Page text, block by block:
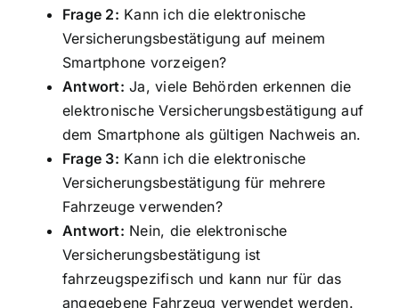
Frage 2: Kann ich die elektronische
Versicherungsbestätigung auf meinem
Smartphone vorzeigen?
Antwort: Ja, viele Behörden erkennen die
elektronische Versicherungsbestätigung auf
dem Smartphone als gültigen Nachweis an.
Frage 3: Kann ich die elektronische
Versicherungsbestätigung für mehrere
Fahrzeuge verwenden?
Antwort: Nein, die elektronische
Versicherungsbestätigung ist
fahrzeugspezifisch und kann nur für das
angegebene Fahrzeug verwendet werden.